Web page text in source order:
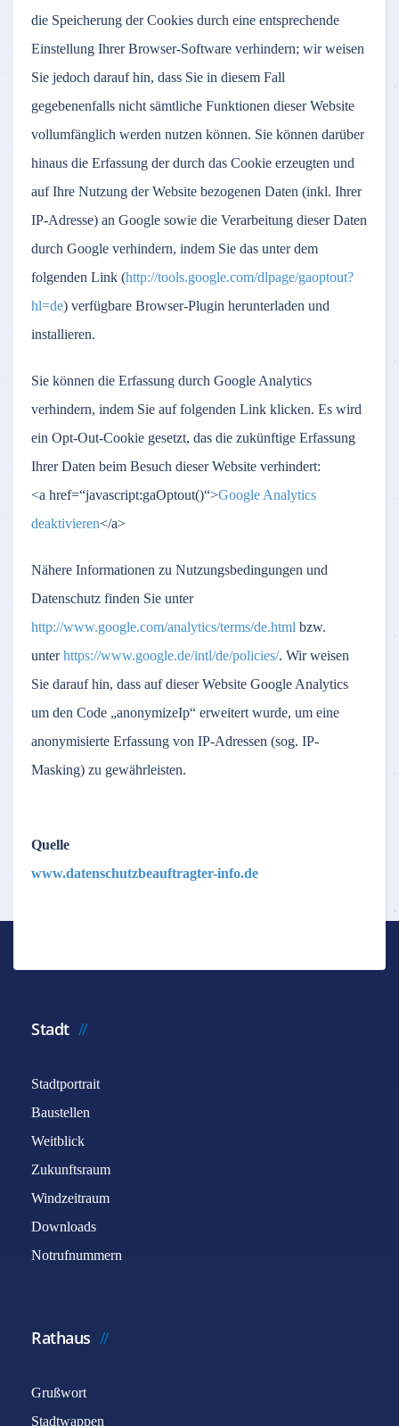
die Speicherung der Cookies durch eine entsprechende
Einstellung Ihrer Browser-Software verhindern; wir weisen
Sie jedoch darauf hin, dass Sie in diesem Fall
gegebenenfalls nicht sämtliche Funktionen dieser Website
vollumfänglich werden nutzen können. Sie können darüber
hinaus die Erfassung der durch das Cookie erzeugten und
auf Ihre Nutzung der Website bezogenen Daten (inkl. Ihrer
IP-Adresse) an Google sowie die Verarbeitung dieser Daten
durch Google verhindern, indem Sie das unter dem
folgenden Link (http://tools.google.com/dlpage/gaoptout?
hl=de) verfügbare Browser-Plugin herunterladen und
installieren.
Sie können die Erfassung durch Google Analytics
verhindern, indem Sie auf folgenden Link klicken. Es wird
ein Opt-Out-Cookie gesetzt, das die zukünftige Erfassung
Ihrer Daten beim Besuch dieser Website verhindert:
<a href=“javascript:gaOptout()“>Google Analytics
deaktivieren</a>
Nähere Informationen zu Nutzungsbedingungen und
Datenschutz finden Sie unter
http://www.google.com/analytics/terms/de.html bzw.
unterhttps://www.google.de/intl/de/policies/. Wir weisen
Sie darauf hin, dass auf dieser Website Google Analytics
um den Code „anonymizeIp“ erweitert wurde, um eine
anonymisierte Erfassung von IP-Adressen (sog. IP-
Masking) zu gewährleisten.
Quelle
www.datenschutzbeauftragter-info.de
Stadt
Stadtportrait
Baustellen
Weitblick
Zukunftsraum
Windzeitraum
Downloads
Notrufnummern
Rathaus
Grußwort
Stadtwappen